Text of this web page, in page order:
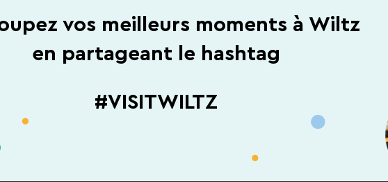
vos meilleurs moments à Wiltz
en partageant le hashtag
#VISITWILTZ